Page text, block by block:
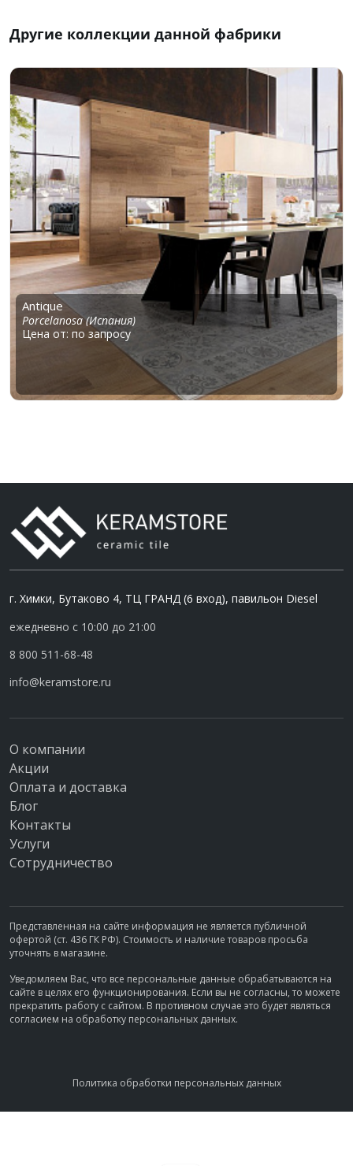
Другие коллекции данной фабрики
Antique
Porcelanosa (Испания)
Цена от: по запросу
г. Химки, Бутаково 4, ТЦ ГРАНД (6 вход), павильон Diesel
ежедневно с 10:00 до 21:00
8 800 511-68-48
info@keramstore.ru
О компании
Акции
Оплата и доставка
Блог
Контакты
Услуги
Сотрудничество
Представленная на сайте информация не является публичной
офертой (ст. 436 ГК РФ). Стоимость и наличие товаров просьба
уточнять в магазине.
Уведомляем Вас, что все персональные данные обрабатываются на
сайте в целях его функционирования. Если вы не согласны, то можете
прекратить работу с сайтом. В противном случае это будет являться
согласием на обработку персональных данных.
Политика обработки персональных данных